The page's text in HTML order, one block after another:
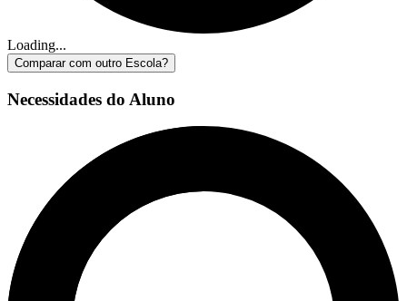
Loading...
Comparar com outro Escola?
Necessidades do Aluno